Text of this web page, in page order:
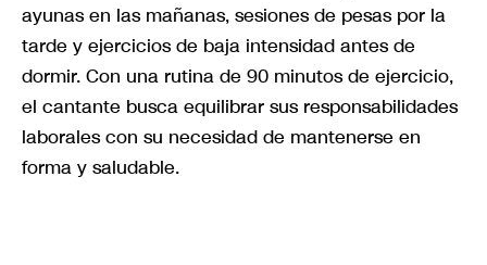
ayunas en las mañanas, sesiones de pesas por la
tarde y ejercicios de baja intensidad antes de
dormir. Con una rutina de 90 minutos de ejercicio,
el cantante busca equilibrar sus responsabilidades
laborales con su necesidad de mantenerse en
forma y saludable.